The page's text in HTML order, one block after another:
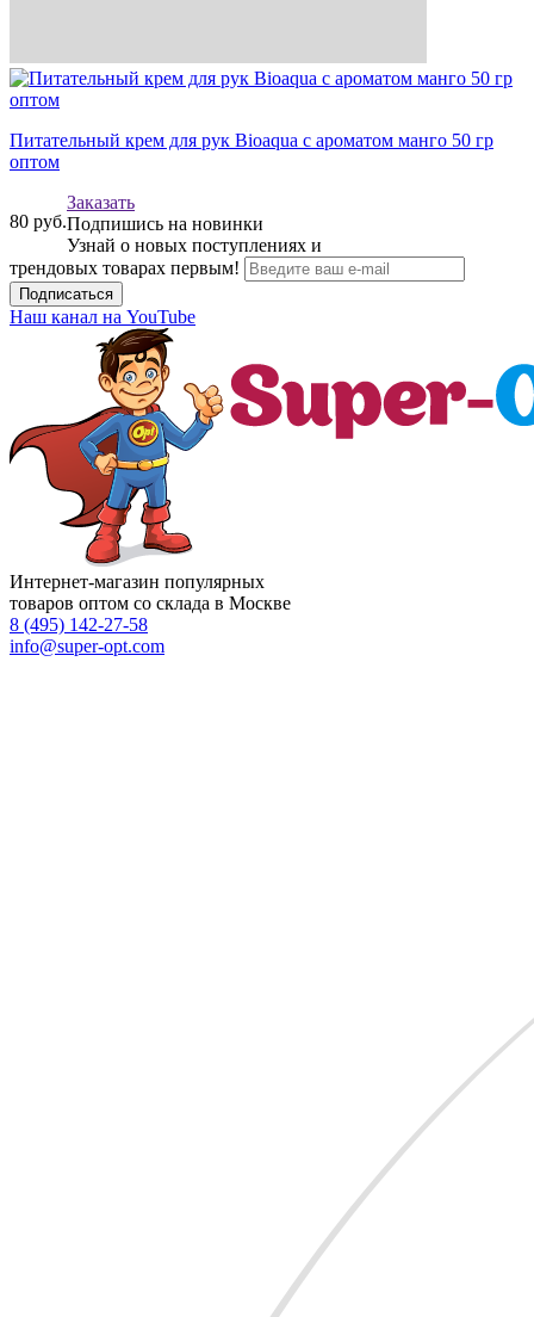
Питательный крем для рук Bioaqua с ароматом манго 50 гр
оптом
80 руб.
Заказать
Подпишись на новинки
Узнай о новых поступлениях и
трендовых товарах первым!
Подписаться
Наш канал на YouTube
Интернет-магазин популярных
товаров оптом со склада в Москве
8 (495) 142-27-58
info@super-opt.com